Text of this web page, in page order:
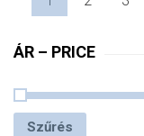
ÁR – PRICE
Szűrés